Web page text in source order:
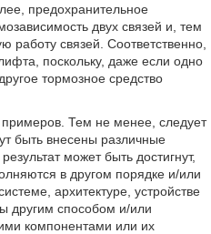
предохранительное
двух связей и, тем
работу связей. Соответственно,
поскольку, даже если одно
тормозное средство
Тем не менее, следует
быть внесены различные
может быть достигнут,
в другом порядке и/или
архитектуре, устройстве
другим способом и/или
компонентами или их